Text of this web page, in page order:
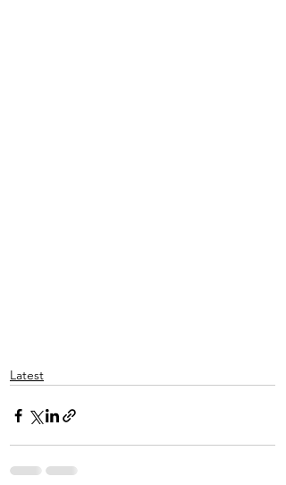
Latest